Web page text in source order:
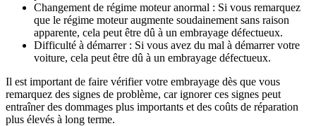
Changement de régime moteur anormal : Si vous remarquez
que le régime moteur augmente soudainement sans raison
apparente, cela peut être dû à un embrayage défectueux.
Difficulté à démarrer : Si vous avez du mal à démarrer votre
voiture, cela peut être dû à un embrayage défectueux.
Il est important de faire vérifier votre embrayage dès que vous
remarquez des signes de problème, car ignorer ces signes peut
entraîner des dommages plus importants et des coûts de réparation
plus élevés à long terme.